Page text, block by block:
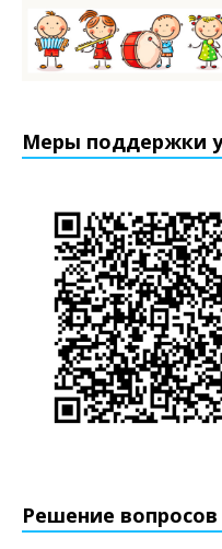
Меры поддержки
Решение